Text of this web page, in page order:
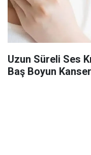
Uzun Süreli Ses
Baş Boyun